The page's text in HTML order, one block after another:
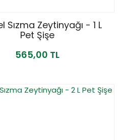
Sızma Zeytinyağı - 1 L
Pet Şişe
565,00 TL